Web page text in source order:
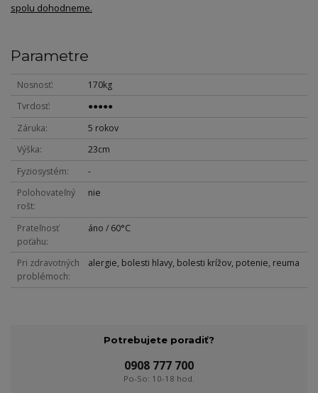
spolu dohodneme.
Parametre
Nosnosť
170kg
Tvrdosť
●●●●●
Záruka
5 rokov
Výška
23cm
Fyziosystém
-
Polohovateľný
rošt
nie
Prateľnosť
poťahu
áno / 60°C
Pri zdravotných
problémoch
alergie, bolesti hlavy, bolesti krížov, potenie, reuma
Potrebujete poradiť?
0908 777 700
Po-So: 10-18 hod.